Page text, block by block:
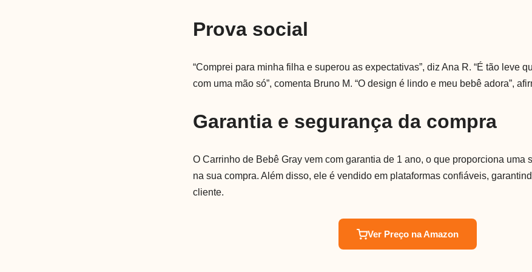
Prova social
“Comprei para minha filha e superou as expectativas”, diz Ana R. “É tão leve
com uma mão só”, comenta Bruno M. “O design é lindo e meu bebê adora”,
Garantia e segurança da compra
O Carrinho de Bebê Gray vem com garantia de 1 ano, o que proporciona uma
na sua compra. Além disso, ele é vendido em plataformas confiáveis,
cliente.
Ver Preço na Amazon